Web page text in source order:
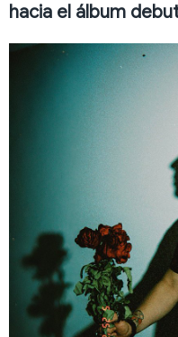
hacia el álbum